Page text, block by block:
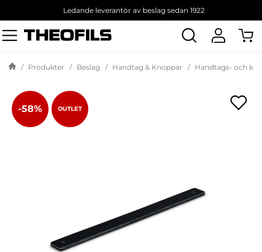
Ledande leverantör av beslag sedan 1922
Sök
produkt
Produkter Beslag Handtag & Knoppar Handtags- och
-58% OUTLET